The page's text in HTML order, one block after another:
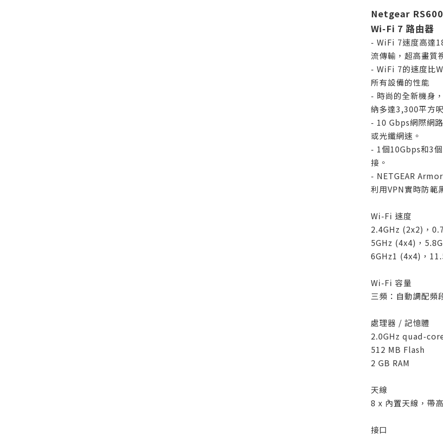
Netgear
Wi-Fi 7 路由器
- WiFi 7速度高達
流傳輸，超高畫質
- WiFi 7的速度比
所有設備的性能
- 時尚的全新機身
納多達3,300平方
- 10 Gbps網際網
或光纖網速。
- 1個10Gbps和3
接。
- NETGEAR
利用VPN實時防範
Wi-Fi 速度
2.4GHz (2x2)，
5GHz (4x4)，
6GHz1 (4x4)，
Wi-Fi 容量
三頻：自動調配頻
處理器 / 記憶體
2.0GHz quad-
512 MB Flash
2 GB RAM
天線
8 x 內置天線，帶
接口